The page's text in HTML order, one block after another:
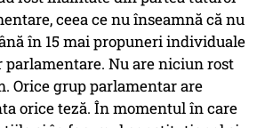
ceea ce nu înseamnă că nu
în 15 mai propuneri individuale
parlamentare. Nu are niciun rost
Orice grup parlamentar are
orice teză. În momentul în care